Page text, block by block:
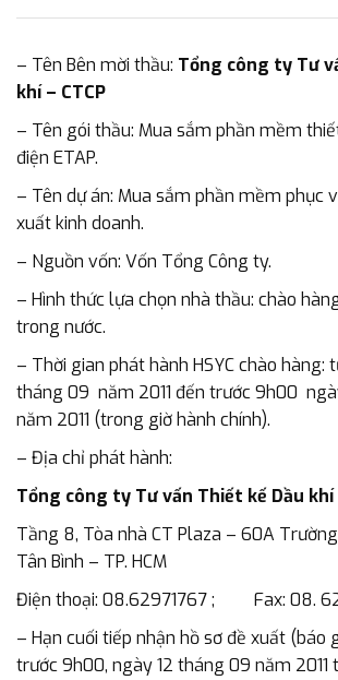
– Tên Bên mời thầu: Tổng công ty Tư
khí – CTCP
– Tên gói thầu: Mua sắm phần mềm
điện ETAP.
– Tên dự án: Mua sắm phần mềm phục
xuất kinh doanh.
– Nguồn vốn: Vốn Tổng Công ty.
– Hình thức lựa chọn nhà thầu: chào
trong nước.
– Thời gian phát hành HSYC chào
tháng 09 năm 2011 đến trước 9h00
năm 2011 (trong giờ hành chính).
– Địa chỉ phát hành:
Tổng công ty Tư vấn Thiết kế Dầu khí
Tầng 8, Tòa nhà CT Plaza – 60A
Tân Bình – TP. HCM
Điện thoại: 08.62971767 ; Fax: 08.
– Hạn cuối tiếp nhận hồ sơ đề xuất (báo
trước 9h00, ngày 12 tháng 09 năm 2011